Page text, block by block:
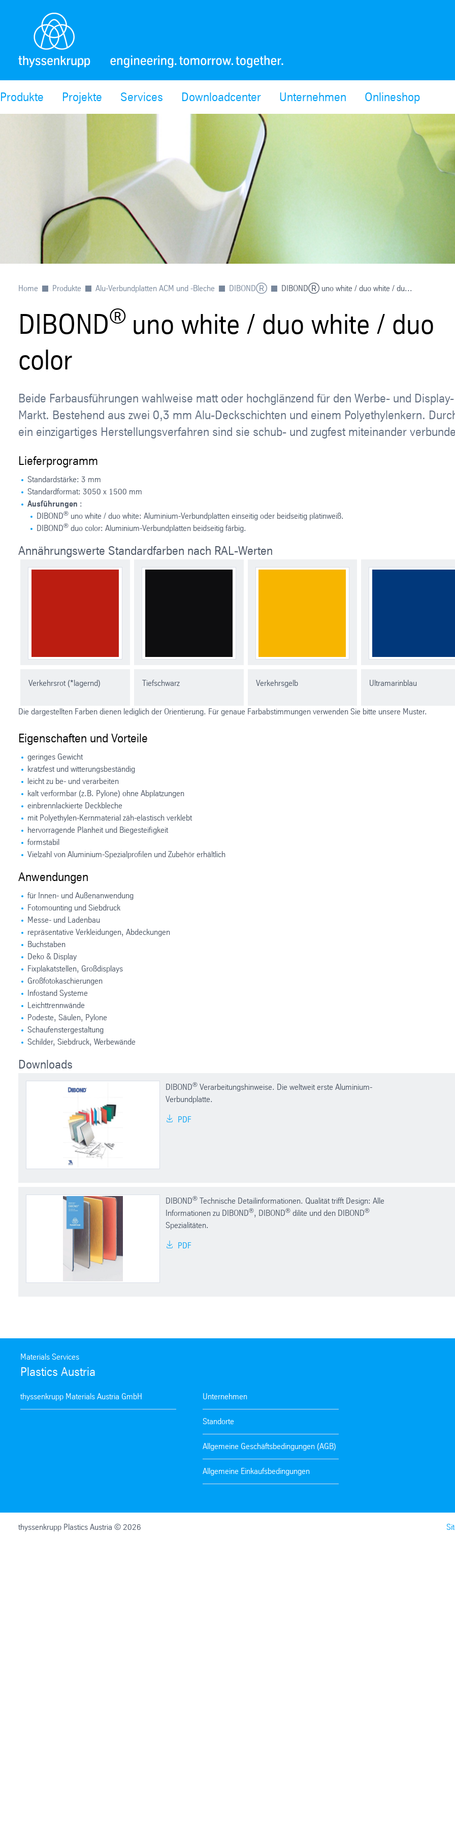
Produkte Projekte Services Downloadcenter Unternehmen Onlineshop
Home Produkte Alu-Verbundplatten ACM und -Bleche DIBONDⓇ DIBONDⓇ uno white / duo white / du...
DIBOND® uno white / duo white / duo
color
Beide Farbausführungen wahlweise matt oder hochglänzend für den Werbe- und Display-
Markt. Bestehend aus zwei 0,3 mm Alu-Deckschichten und einem Polyethylenkern.
ein einzigartiges Herstellungsverfahren sind sie schub- und zugfest miteinander
Lieferprogramm
Standardstärke: 3 mm
Standardformat: 3050 x 1500 mm
Ausführungen :
DIBOND® uno white / duo white: Aluminium-Verbundplatten einseitig oder beidseitig platinweiß.
DIBOND® duo color: Aluminium-Verbundplatten beidseitig färbig.
Annährungswerte Standardfarben nach RAL-Werten
Verkehrsrot (*lagernd) Tiefschwarz Verkehrsgelb Ultramarinblau
Die dargestellten Farben dienen lediglich der Orientierung. Für genaue Farbabstimmungen verwenden Sie bitte unsere Muster.
Eigenschaften und Vorteile
geringes Gewicht
kratzfest und witterungsbeständig
leicht zu be- und verarbeiten
kalt verformbar (z.B. Pylone) ohne Abplatzungen
einbrennlackierte Deckbleche
mit Polyethylen-Kernmaterial zäh-elastisch verklebt
hervorragende Planheit und Biegesteifigkeit
formstabil
Vielzahl von Aluminium-Spezialprofilen und Zubehör erhältlich
Anwendungen
für Innen- und Außenanwendung
Fotomounting und Siebdruck
Messe- und Ladenbau
repräsentative Verkleidungen, Abdeckungen
Buchstaben
Deko & Display
Fixplakatstellen, Großdisplays
Großfotokaschierungen
Infostand Systeme
Leichttrennwände
Podeste, Säulen, Pylone
Schaufenstergestaltung
Schilder, Siebdruck, Werbewände
Downloads
DIBOND® Verarbeitungshinweise. Die weltweit erste Aluminium-
Verbundplatte.
PDF
DIBOND® Technische Detailinformationen. Qualität trifft Design: Alle
Informationen zu DIBOND®, DIBOND® dilite und den DIBOND®
Spezialitäten.
PDF
Materials Services
Plastics Austria
thyssenkrupp Materials Austria GmbH Unternehmen
Standorte
Allgemeine Geschäftsbedingungen (AGB)
Allgemeine Einkaufsbedingungen
thyssenkrupp Plastics Austria © 2026